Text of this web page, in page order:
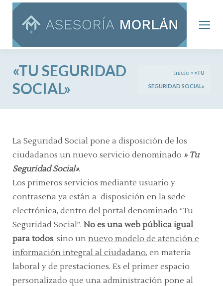
«TU SEGURIDAD
SOCIAL»
Inicio » «TU
SEGURIDAD SOCIAL»
La Seguridad Social pone a disposición de los
ciudadanos un nuevo servicio denominado » Tu
Seguridad Social».
Los primeros servicios mediante usuario y
contraseña ya están a disposición en la sede
electrónica, dentro del portal denominado “Tu
Seguridad Social”. No es una web pública igual
para todos, sino un nuevo modelo de atención e
información integral al ciudadano, en materia
laboral y de prestaciones. Es el primer espacio
personalizado que una administración pone al